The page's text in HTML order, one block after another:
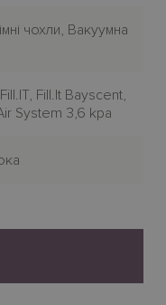
чохли, Вакуумна
Fill.It Bayscent,
System 3,6 kpa